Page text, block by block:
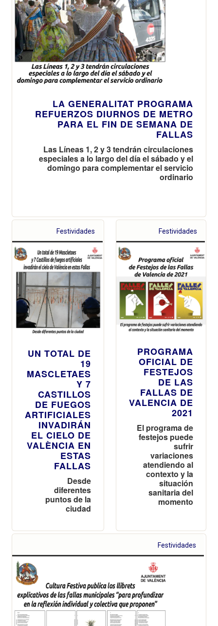
LA GENERALITAT PROGRAMA
REFUERZOS DIURNOS DE METRO
PARA EL FIN DE SEMANA DE
FALLAS
Las Líneas 1, 2 y 3 tendrán circulaciones
especiales a lo largo del día el sábado y el
domingo para complementar el servicio
ordinario
Festividades
UN TOTAL DE
19
MASCLETAES
Y 7
CASTILLOS
DE FUEGOS
ARTIFICIALES
INVADIRÁN
EL CIELO DE
VALÈNCIA EN
ESTAS
FALLAS
Desde
diferentes
puntos de la
ciudad
Festividades
PROGRAMA
OFICIAL DE
FESTEJOS
DE LAS
FALLAS DE
VALENCIA DE
2021
El programa de
festejos puede
sufrir
variaciones
atendiendo al
contexto y la
situación
sanitaria del
momento
Festividades